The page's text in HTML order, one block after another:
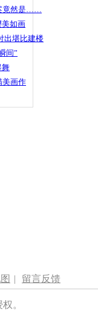
竟然是……
美如画
出堪比建楼
间”
舞
美画作
| 留言反馈
。